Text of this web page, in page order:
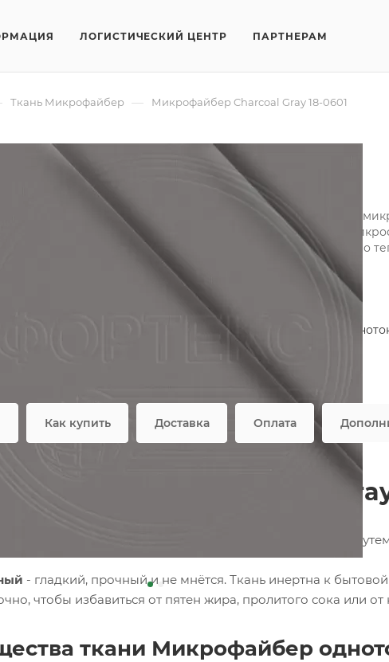
ЛОГИСТИЧЕСКИЙ ЦЕНТР ПАРТНЕРАМ
Ткань Микрофайбер — Микрофайбер Charcoal Gray 18-0601
Gray 18-0601
из волокон толщиной всего в несколько
и ее высокую гигроскопичность. Легкие одеяла из
отводя влагу, выделяемую телом, сохраняя одновременно
Характеристики
Категория —
Микрофайбер
100% полиэстер
75 гр/м2
Все характеристики
Как купить Доставка Оплата
75 гр. Charcoal Gray
из ультратонких волокон (микроволокно), полученных
- гладкий, прочный и не мнётся. Ткань инертна к
чтобы избавиться от пятен жира, пролитого сока или от
ткани Микрофайбер